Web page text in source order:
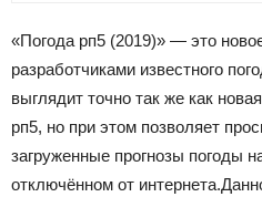
«Погода рп5 (2019)» — это
разработчиками известного
выглядит точно так же как
рп5, но при этом позволяет
загруженные прогнозы погоды
отключённом от